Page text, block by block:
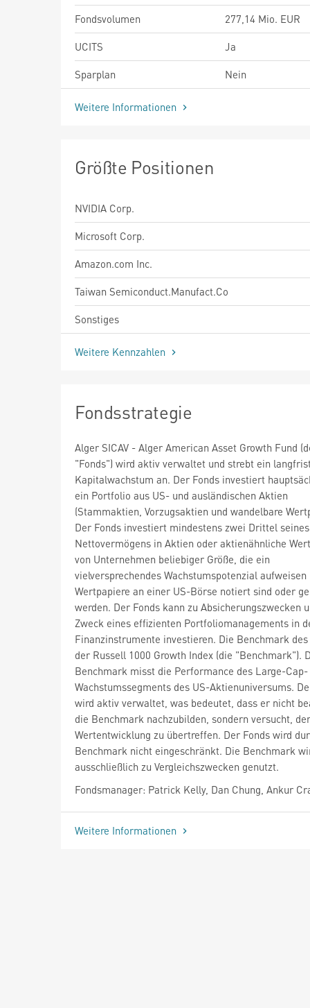
Fondsvolumen
277,14 Mio. EUR
UCITS
Ja
Sparplan
Nein
Weitere Informationen
Größte Positionen
NVIDIA Corp.
Microsoft Corp.
Amazon.com Inc.
Taiwan Semiconduct.Manufact.Co
Sonstiges
Weitere Kennzahlen
Fondsstrategie
Alger SICAV - Alger American Asset Growth Fund
"Fonds") wird aktiv verwaltet und strebt ein
Kapitalwachstum an. Der Fonds investiert
ein Portfolio aus US- und ausländischen Aktien
(Stammaktien, Vorzugsaktien und wandelbare
Der Fonds investiert mindestens zwei Drittel seines
Nettovermögens in Aktien oder aktienähnliche
von Unternehmen beliebiger Größe, die ein
vielversprechendes Wachstumspotenzial aufweisen
Wertpapiere an einer US-Börse notiert sind oder
werden. Der Fonds kann zu Absicherungszwecken
Zweck eines effizienten Portfoliomanagements in
Finanzinstrumente investieren. Die Benchmark
der Russell 1000 Growth Index (die "Benchmark").
Benchmark misst die Performance des Large-Cap-
Wachstumssegments des US-Aktienuniversums.
wird aktiv verwaltet, was bedeutet, dass er nicht
die Benchmark nachzubilden, sondern versucht,
Wertentwicklung zu übertreffen. Der Fonds wird
Benchmark nicht eingeschränkt. Die Benchmark
ausschließlich zu Vergleichszwecken genutzt.
Fondsmanager: Patrick Kelly, Dan Chung, Ankur
Weitere Informationen